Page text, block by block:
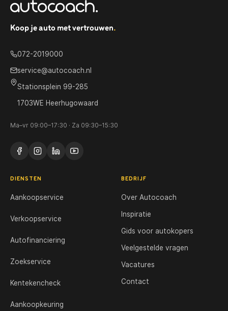
Koop je auto met vertrouwen.
072-2019000
service@autocoach.nl
Stationsplein 99-285
1703WE Heerhugowaard
Ma–vr 09:00–17:30 · Za 09:30–15:30
DIENSTEN
Aankoopservice
Verkoopservice
Autofinanciering
Zoekservice
Kentekencheck
Aankoopkeuring
BEDRIJF
Over Autocoach
Inspiratie
Gids voor autokopers
Veelgestelde vragen
Vacatures
Contact